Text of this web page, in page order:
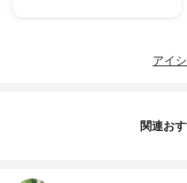
アイ
関連お